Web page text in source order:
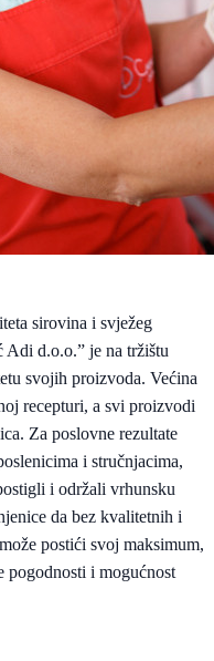
sirovina i svježeg
d.o.o.” je na tržištu
svojih proizvoda. Većina
recepturi, a svi proizvodi
Za poslovne rezultate
i stručnjacima,
i održali vrhunsku
da bez kvalitetnih i
postići svoj maksimum,
pogodnosti i mogućnost